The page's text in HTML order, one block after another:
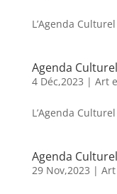
L’Agenda
Agenda
4 Déc,2023 | Art
L’Agenda
Agenda
29 Nov,2023 |